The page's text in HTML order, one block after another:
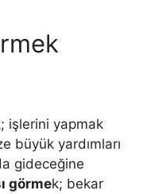
işlerini yapmak
büyük yardımları
gideceğine
görmek; bekar